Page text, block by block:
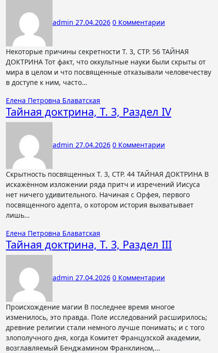
admin 27.04.2026 0 Комментарии
Некоторые причины секретности Т. 3, СТР. 56 ТАЙНАЯ
ДОКТРИНА Тот факт, что оккультные науки были скрыты от
мира в целом и что посвященные отказывали человечеству
в доступе к ним, часто…
Елена Петровна Блаватская
Тайная доктрина, Т. 3, Раздел IV
admin 27.04.2026 0 Комментарии
Скрытность посвященных Т. 3, СТР. 44 ТАЙНАЯ ДОКТРИНА В
искажённом изложении ряда притч и изречений Иисуса
нет ничего удивительного. Начиная с Орфея, первого
посвященного адепта, о котором история выхватывает
лишь…
Елена Петровна Блаватская
Тайная доктрина, Т. 3, Раздел III
admin 27.04.2026 0 Комментарии
Происхождение магии В последнее время многое
изменилось, это правда. Поле исследований расширилось;
древние религии стали немного лучше понимать; и с того
злополучного дня, когда Комитет Французской академии,
возглавляемый Бенджамином Франклином,…